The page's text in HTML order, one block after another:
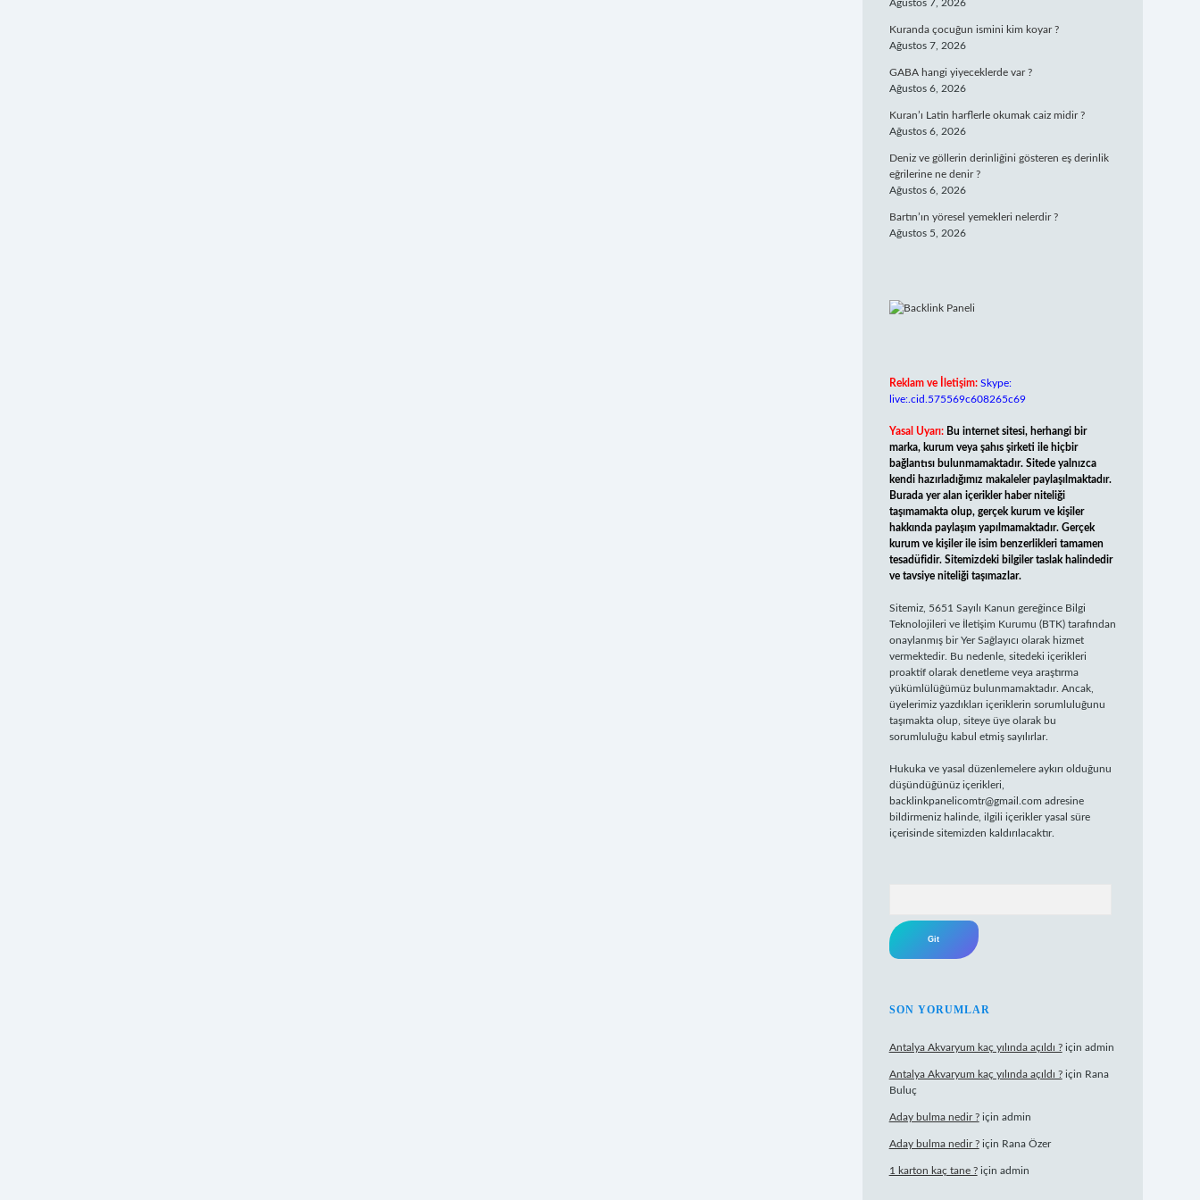
Ağustos 7, 2026
Kuranda çocuğun ismini kim koyar ?
Ağustos 7, 2026
GABA hangi yiyeceklerde var ?
Ağustos 6, 2026
Kuran’ı Latin harflerle okumak caiz midir ?
Ağustos 6, 2026
Deniz ve göllerin derinliğini gösteren eş derinlik
eğrilerine ne denir ?
Ağustos 6, 2026
Bartın’ın yöresel yemekleri nelerdir ?
Ağustos 5, 2026
Reklam ve İletişim: Skype:
live:.cid.575569c608265c69
Yasal Uyarı: Bu internet sitesi, herhangi bir
marka, kurum veya şahıs şirketi ile hiçbir
bağlantısı bulunmamaktadır. Sitede yalnızca
kendi hazırladığımız makaleler paylaşılmaktadır.
Burada yer alan içerikler haber niteliği
taşımamakta olup, gerçek kurum ve kişiler
hakkında paylaşım yapılmamaktadır. Gerçek
kurum ve kişiler ile isim benzerlikleri tamamen
tesadüfidir. Sitemizdeki bilgiler taslak halindedir
ve tavsiye niteliği taşımazlar.
Sitemiz, 5651 Sayılı Kanun gereğince Bilgi
Teknolojileri ve İletişim Kurumu (BTK) tarafından
onaylanmış bir Yer Sağlayıcı olarak hizmet
vermektedir. Bu nedenle, sitedeki içerikleri
proaktif olarak denetleme veya araştırma
yükümlülüğümüz bulunmamaktadır. Ancak,
üyelerimiz yazdıkları içeriklerin sorumluluğunu
taşımakta olup, siteye üye olarak bu
sorumluluğu kabul etmiş sayılırlar.
Hukuka ve yasal düzenlemelere aykırı olduğunu
düşündüğünüz içerikleri,
backlinkpanelicomtr@gmail.com adresine
bildirmeniz halinde, ilgili içerikler yasal süre
içerisinde sitemizden kaldırılacaktır.
SON YORUMLAR
Antalya Akvaryum kaç yılında açıldı ?için admin
Antalya Akvaryum kaç yılında açıldı ?için Rana
Buluç
Aday bulma nedir ?için admin
Aday bulma nedir ?için Rana Özer
1 karton kaç tane ?için admin